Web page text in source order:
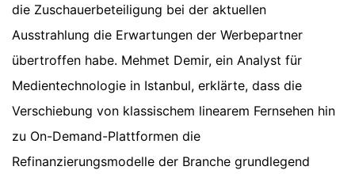
die Zuschauerbeteiligung bei der aktuellen
Ausstrahlung die Erwartungen der Werbepartner
übertroffen habe. Mehmet Demir, ein Analyst für
Medientechnologie in Istanbul, erklärte, dass die
Verschiebung von klassischem linearem Fernsehen hin
zu On-Demand-Plattformen die
Refinanzierungsmodelle der Branche grundlegend